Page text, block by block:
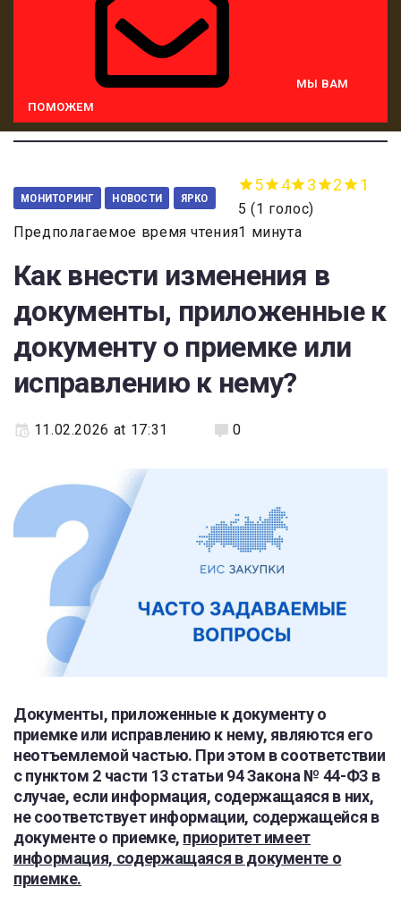
МЫ ВАМ
ПОМОЖЕМ
МОНИТОРИНГ НОВОСТИ ЯРКО
5 4 3 2 1
5 (1 голос)
Предполагаемое время чтения1 минута
Как внести изменения в
документы, приложенные к
документу о приемке или
исправлению к нему?
11.02.2026 at 17:31 0
Документы, приложенные к документу о
приемке или исправлению к нему, являются его
неотъемлемой частью. При этом в соответствии
с пунктом 2 части 13 статьи 94 Закона № 44-ФЗ в
случае, если информация, содержащаяся в них,
не соответствует информации, содержащейся в
документе о приемке, приоритет имеет
информация, содержащаяся в документе о
приемке.